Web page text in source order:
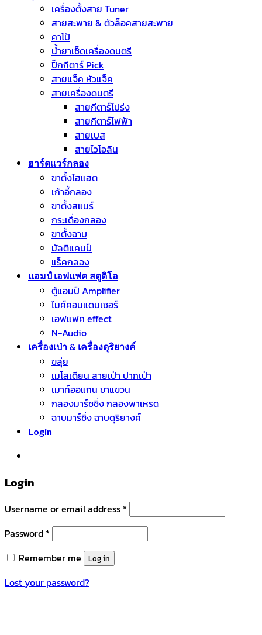
เครื่องตั้งสาย Tuner
สายสะพาย & ตัวล็อคสายสะพาย
คาโป้
น้ำยาเช็ดเครื่องดนตรี
ปิ๊กกีตาร์ Pick
สายแจ็ค หัวแจ็ค
สายเครื่องดนตรี
สายกีตาร์โปร่ง
สายกีตาร์ไฟฟ้า
สายเบส
สายไวโอลิน
ฮาร์ดแวร์กลอง
ขาตั้งไฮแฮต
เก้าอี้กลอง
ขาตั้งสแนร์
กระเดื่องกลอง
ขาตั้งฉาบ
มัลติแคมป์
แร็คกลอง
แอมป์ เอฟแฟค สตูดิโอ
ตู้แอมป์ Amplifier
ไมค์คอนแดนเซอร์
เอฟแฟค effect
N-Audio
เครื่องเป่า & เครื่องดุริยางค์
ขลุ่ย
เมโลเดียน สายเป่า ปากเป่า
เมาท์ออแกน ขาแขวน
กลองมาร์ชชิ่ง กลองพาเหรด
ฉาบมาร์ชิ่ง ฉาบดุริยางค์
Login
Login
Username or email address *
Password *
Remember me
Log in
Lost your password?